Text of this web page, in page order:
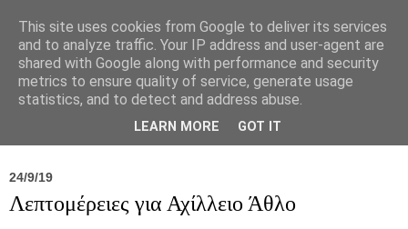
Σύλλογος Ιπποκράτειος
24/9/19
Λεπτομέρειες για Αχίλλειο Άθλο
This site uses cookies from Google to deliver its services
and to analyze traffic. Your IP address and user-agent are
shared with Google along with performance and security
metrics to ensure quality of service, generate usage
statistics, and to detect and address abuse.
LEARN MORE GOT IT